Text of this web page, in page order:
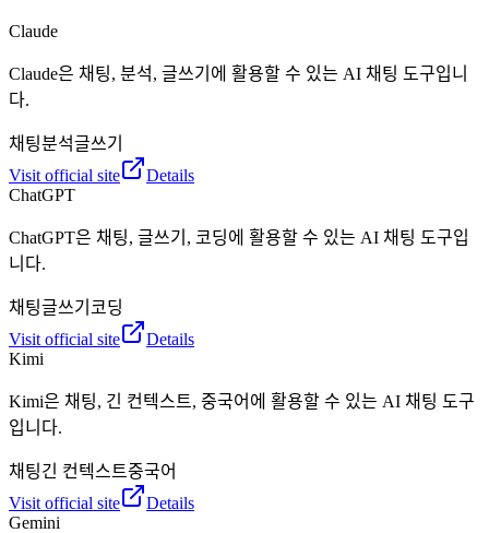
Claude
Claude은 채팅, 분석, 글쓰기에 활용할 수 있는 AI 채팅 도구입니
다.
채팅분석글쓰기
Visit official site
Details
ChatGPT
ChatGPT은 채팅, 글쓰기, 코딩에 활용할 수 있는 AI 채팅 도구입
니다.
채팅글쓰기 코딩
Visit official site
Details
Kimi
Kimi은 채팅, 긴 컨텍스트, 중국어에 활용할 수 있는 AI 채팅 도구
입니다.
채팅긴 컨텍스트중국어
Visit official site
Details
Gemini